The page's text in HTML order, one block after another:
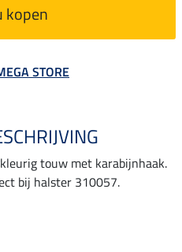
kopen
STORE
touw met karabijnhaak.
bij halster 310057.